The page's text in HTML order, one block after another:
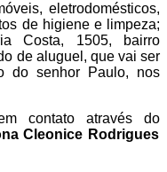
eletrodomésticos,
de higiene e limpeza;
Costa, 1505, bairro
de aluguel, que vai ser
do senhor Paulo, nos
contato através do
Cleonice Rodrigues